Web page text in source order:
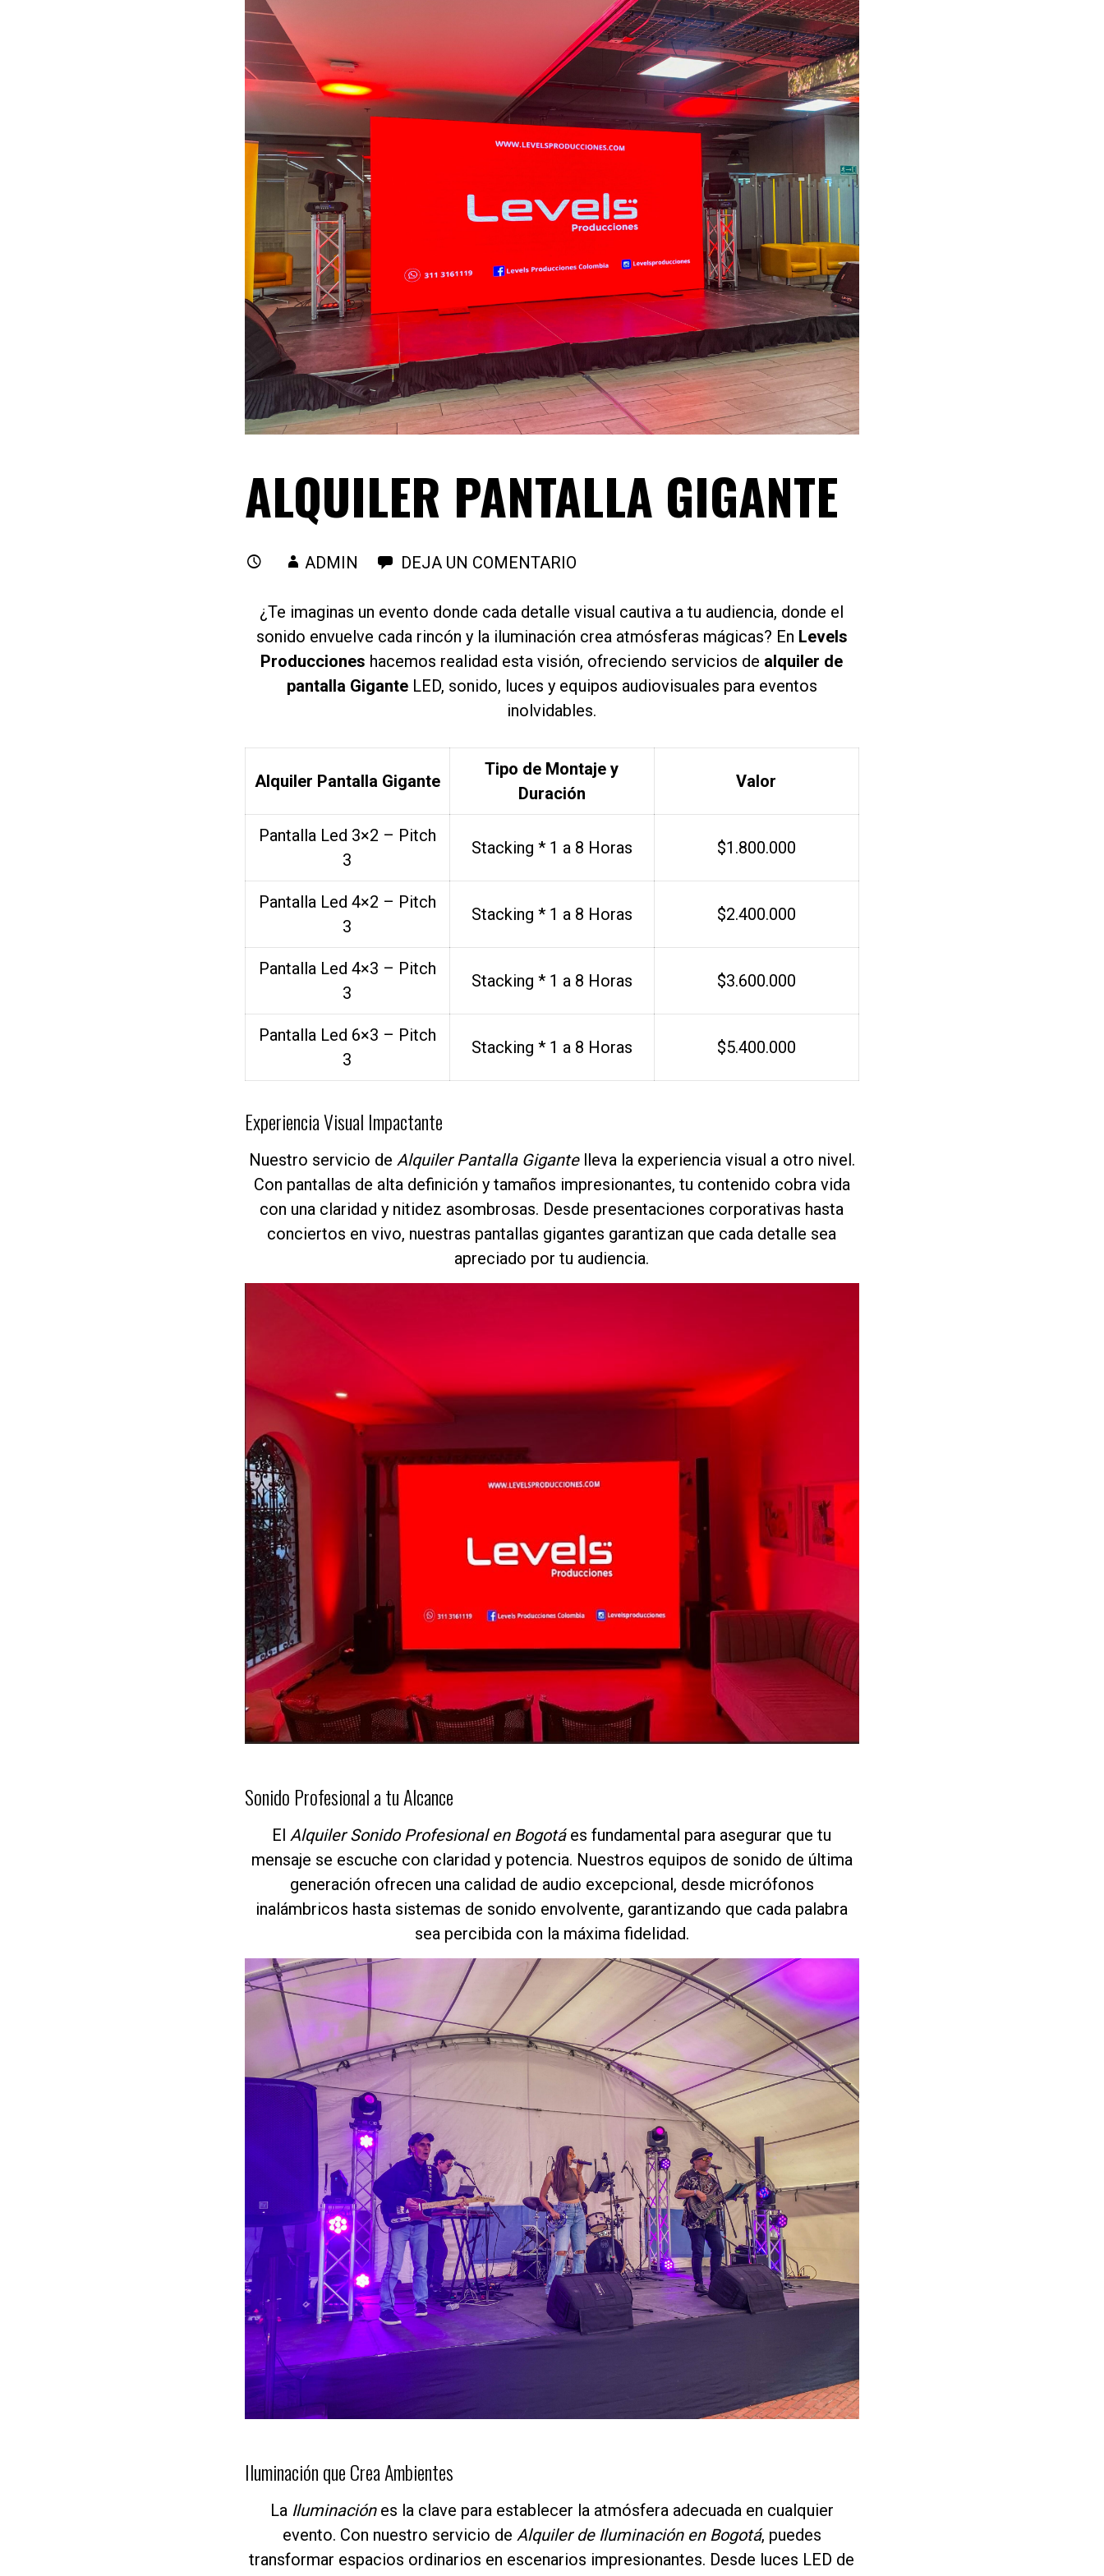
ALQUILER PANTALLA GIGANTE
ADMIN DEJA UN COMENTARIO
¿Te imaginas un evento donde cada detalle visual cautiva a tu audiencia, donde el
sonido envuelve cada rincón y la iluminación crea atmósferas mágicas? En Levels
Producciones hacemos realidad esta visión, ofreciendo servicios de alquiler de
pantalla Gigante LED, sonido, luces y equipos audiovisuales para eventos
inolvidables.
Alquiler Pantalla Gigante
Tipo de Montaje y
Duración
Valor
Pantalla Led 3×2 – Pitch
3
Stacking * 1 a 8 Horas $1.800.000
Pantalla Led 4×2 – Pitch
3
Stacking * 1 a 8 Horas $2.400.000
Pantalla Led 4×3 – Pitch
3
Stacking * 1 a 8 Horas $3.600.000
Pantalla Led 6×3 – Pitch
3
Stacking * 1 a 8 Horas $5.400.000
Experiencia Visual Impactante
Nuestro servicio de Alquiler Pantalla Gigantelleva la experiencia visual a otro nivel.
Con pantallas de alta definición y tamaños impresionantes, tu contenido cobra vida
con una claridad y nitidez asombrosas. Desde presentaciones corporativas hasta
conciertos en vivo, nuestras pantallas gigantes garantizan que cada detalle sea
apreciado por tu audiencia.
Sonido Profesional a tu Alcance
ElAlquiler Sonido Profesional en Bogotáes fundamental para asegurar que tu
mensaje se escuche con claridad y potencia. Nuestros equipos de sonido de última
generación ofrecen una calidad de audio excepcional, desde micrófonos
inalámbricos hasta sistemas de sonido envolvente, garantizando que cada palabra
sea percibida con la máxima fidelidad.
Iluminación que Crea Ambientes
La Iluminaciónes la clave para establecer la atmósfera adecuada en cualquier
evento. Con nuestro servicio de Alquiler de Iluminación en Bogotá, puedes
transformar espacios ordinarios en escenarios impresionantes. Desde luces LED de